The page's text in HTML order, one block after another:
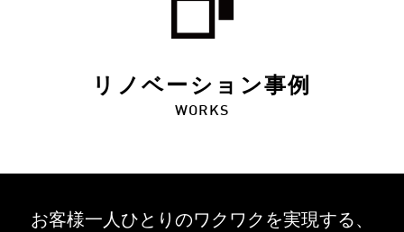
リノベーション事例
WORKS
お客様一人ひとりのワクワクを実現する、